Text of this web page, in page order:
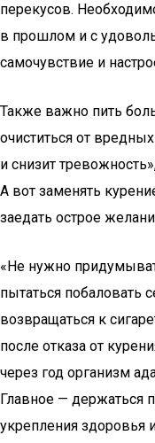
перекусов.
в прошлом и с
самочувствие и
Также важно пить
очиститься от
и снизит
А вот заменять
заедать острое
«Не нужно
пытаться побаловать
возвращаться к
после отказа от
через год организм
Главное — держаться
укрепления здоровья